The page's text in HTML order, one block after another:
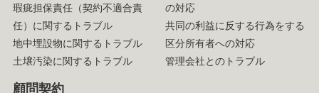
瑕疵担保責任（契約不適合責
任）に関するトラブル
地中埋設物に関するトラブル
土壌汚染に関するトラブル
の対応
共同の利益に反する行為をする
区分所有者への対応
管理会社とのトラブル
顧問契約